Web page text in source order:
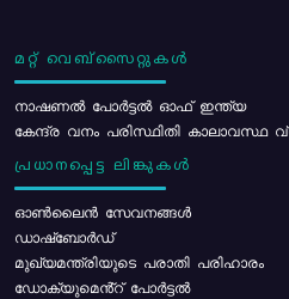
മറ്റ് വെബ്സൈറ്റുകൾ
നാഷണൽ പോർട്ടൽ ഓഫ് ഇന്ത്യ
കേന്ദ്ര വനം പരിസ്ഥിതി കാലാവസ്ഥ
പ്രധാനപ്പെട്ട ലിങ്കുകൾ
ഓൺലൈൻ സേവനങ്ങൾ
ഡാഷ്ബോർഡ്
മുഖ്യമന്ത്രിയുടെ പരാതി പരിഹാരം
ഡോക്യുമെൻ്റ് പോർട്ടൽ